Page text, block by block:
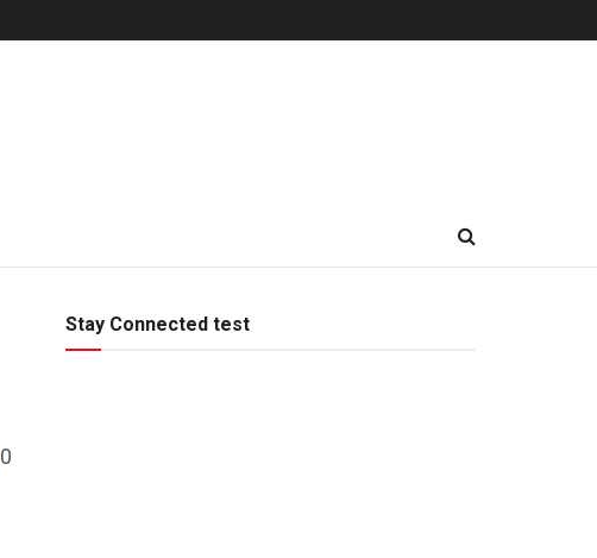
0
Stay Connected test